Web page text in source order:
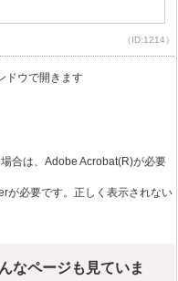
（ID:1214）
ドウで開きます
合は、Adobe Acrobat(R)が必要
が必要です。正しく表示されない
なページも見ていま